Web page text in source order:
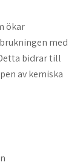
ökar
med
bidrar till
av kemiska